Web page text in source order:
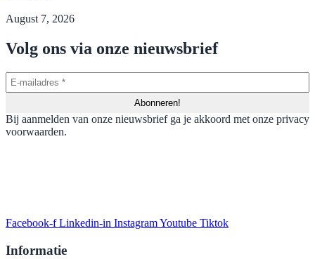
August 7, 2026
Volg ons via onze nieuwsbrief
Bij aanmelden van onze nieuwsbrief ga je akkoord met onze privacy
voorwaarden.
Facebook-f Linkedin-in InstagramYoutube Tiktok
Informatie